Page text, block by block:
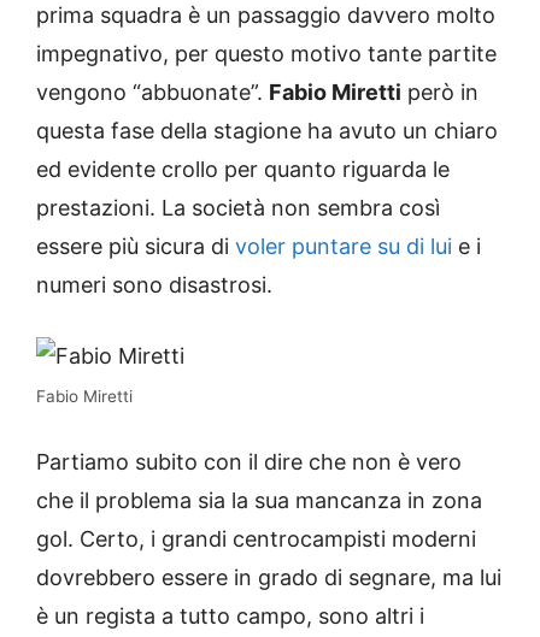
prima squadra è un passaggio davvero molto
impegnativo, per questo motivo tante partite
vengono “abbuonate”. Fabio Miretti però in
questa fase della stagione ha avuto un chiaro
ed evidente crollo per quanto riguarda le
prestazioni. La società non sembra così
essere più sicura di voler puntare su di lui e i
numeri sono disastrosi.
Fabio Miretti
Partiamo subito con il dire che non è vero
che il problema sia la sua mancanza in zona
gol. Certo, i grandi centrocampisti moderni
dovrebbero essere in grado di segnare, ma lui
è un regista a tutto campo, sono altri i